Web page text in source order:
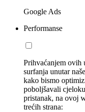
Google Ads
Performanse
Prihvaćanjem ovih
surfanja unutar
kako bismo
poboljšavali
pristanak, na ovoj
trećih strana: